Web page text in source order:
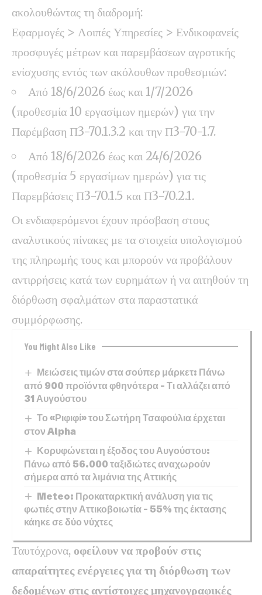
ακολουθώντας τη διαδρομή:
Εφαρμογές > Λοιπές Υπηρεσίες > Ενδικοφανείς
προσφυγές μέτρων και παρεμβάσεων αγροτικής
ενίσχυσης εντός των ακόλουθων προθεσμιών:
Από 18/6/2026 έως και 1/7/2026
(προθεσμία 10 εργασίμων ημερών) για την
Παρέμβαση Π3-70.1.3.2 και την Π3-70-1.7.
Από 18/6/2026 έως και 24/6/2026
(προθεσμία 5 εργασίμων ημερών) για τις
Παρεμβάσεις Π3-70.1.5 και Π3-70.2.1.
Οι ενδιαφερόμενοι έχουν πρόσβαση στους
αναλυτικούς πίνακες με τα στοιχεία υπολογισμού
της πληρωμής τους και μπορούν να προβάλουν
αντιρρήσεις κατά των ευρημάτων ή να αιτηθούν τη
διόρθωση σφαλμάτων στα παραστατικά
συμμόρφωσης.
You Might Also Like
Μειώσεις τιμών στα σούπερ μάρκετ: Πάνω
από 900 προϊόντα φθηνότερα – Τι αλλάζει από
31 Αυγούστου
Το «Ριφιφί» του Σωτήρη Τσαφούλια έρχεται
στον Alpha
Κορυφώνεται η έξοδος του Αυγούστου:
Πάνω από 56.000 ταξιδιώτες αναχωρούν
σήμερα από τα λιμάνια της Αττικής
Meteo: Προκαταρκτική ανάλυση για τις
φωτιές στην Αττικοβοιωτία – 55% της έκτασης
κάηκε σε δύο νύχτες
Ταυτόχρονα, οφείλουν να προβούν στις
απαραίτητες ενέργειες για τη διόρθωση των
δεδομένων στις αντίστοιχες μηχανογραφικές